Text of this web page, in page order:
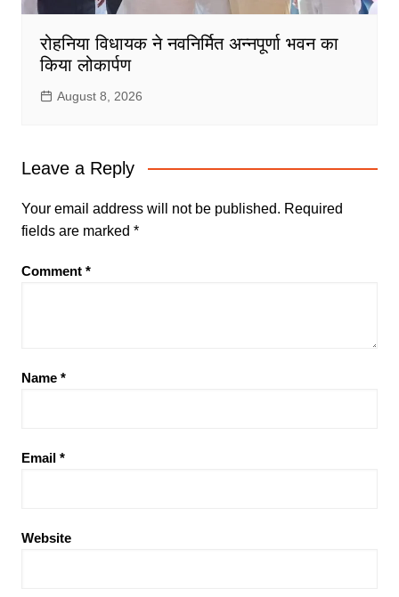
रोहनिया विधायक ने नवनिर्मित अन्नपूर्णा भवन का
किया लोकार्पण
August 8, 2026
Leave a Reply
Your email address will not be published. Required
fields are marked *
Comment *
Name *
Email *
Website